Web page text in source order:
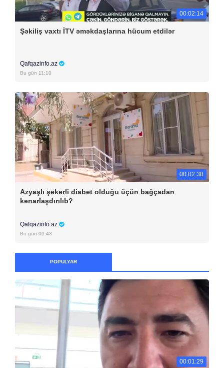
00:02:14
Şəkiliş vaxtı İTV əməkdaşlarına hücum etdilər
Qafqazinfo.az
Bu gün 11:10
00:02:38
Azyaşlı şəkərli diabet olduğu üçün bağçadan
kənarlaşdırılıb?
Qafqazinfo.az
Bu gün 09:43
POPULYAR
00:01:29